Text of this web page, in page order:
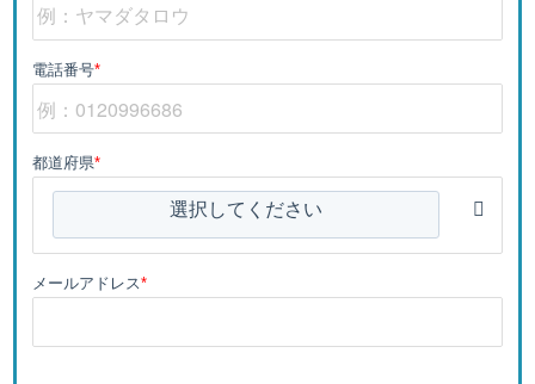
電話番号*
都道府県*
選択してください
メールアドレス*